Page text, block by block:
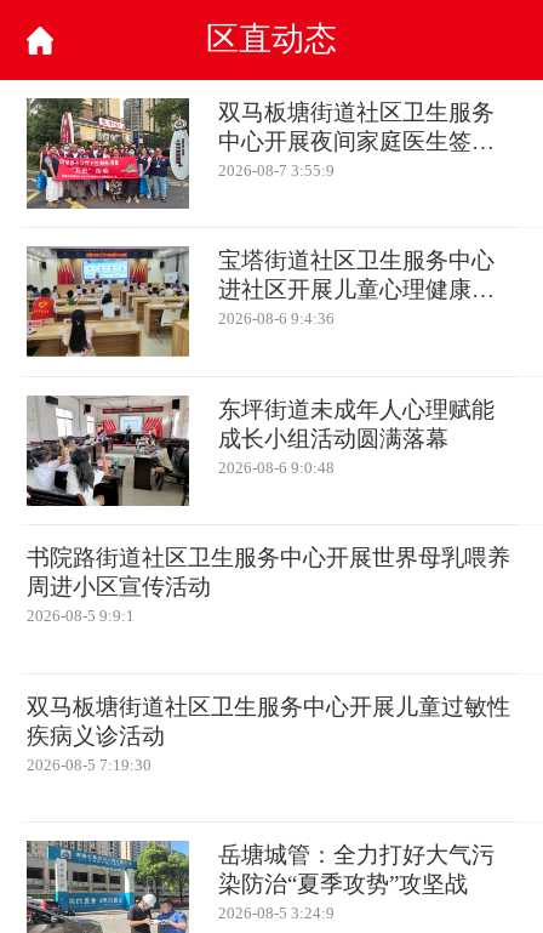
区直动态
双马板塘街道社区卫生服务
中心开展夜间家庭医生签约
活动
2026-08-7 3:55:9
宝塔街道社区卫生服务中心
进社区开展儿童心理健康知
识讲座
2026-08-6 9:4:36
东坪街道未成年人心理赋能
成长小组活动圆满落幕
2026-08-6 9:0:48
书院路街道社区卫生服务中心开展世界母乳喂养
周进小区宣传活动
2026-08-5 9:9:1
双马板塘街道社区卫生服务中心开展儿童过敏性
疾病义诊活动
2026-08-5 7:19:30
岳塘城管：全力打好大气污
染防治“夏季攻势”攻坚战
2026-08-5 3:24:9